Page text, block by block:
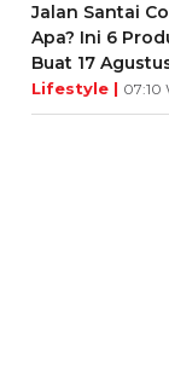
Jalan Santai
Apa? Ini 6
Buat 17
Lifestyle | 07:10